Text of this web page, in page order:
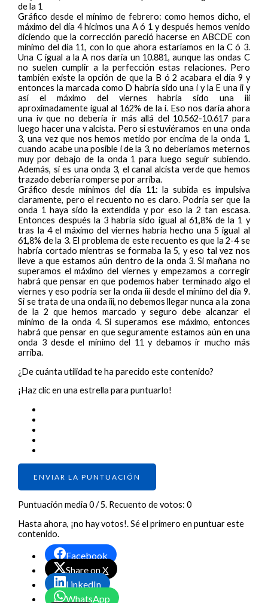
de la 1
Gráfico desde el mínimo de febrero: como hemos dicho, el
máximo del día 4 hicimos una A ó 1 y después hemos venido
diciendo que la corrección pareció hacerse en ABCDE con
mínimo del día 11, con lo que ahora estaríamos en la C ó 3.
Una C igual a la A nos daría un 10.881, aunque las ondas C
no suelen cumplir a la perfección estas relaciones. Pero
también existe la opción de que la B ó 2 acabara el día 9 y
entonces la marcada como D habría sido una i y la E una ii y
así el máximo del viernes habría sido una iii
aproximadamente igual al 162% de la i. Eso nos daría ahora
una iv que no debería ir más allá del 10.562-10.617 para
luego hacer una v alcista. Pero si estuviéramos en una onda
3, una vez que nos hemos metido por encima de la onda 1,
cuando acabe una posible i de la 3, no deberíamos meternos
muy por debajo de la onda 1 para luego seguir subiendo.
Además, si es una onda 3, el canal alcista verde que hemos
trazado debería romperse por arriba.
Gráfico desde mínimos del día 11: la subida es impulsiva
claramente, pero el recuento no es claro. Podría ser que la
onda 1 haya sido la extendida y por eso la 2 tan escasa.
Entonces después la 3 habría sido igual al 61,8% de la 1 y
tras la 4 el máximo del viernes habría hecho una 5 igual al
61,8% de la 3. El problema de este recuento es que la 2-4 se
habría cortado mientras se formaba la 5, y eso tal vez nos
lleve a que estamos aún dentro de la onda 3. Si mañana no
superamos el máximo del viernes y empezamos a corregir
habrá que pensar en que podemos haber terminado algo el
viernes y eso podría ser la onda iii desde el mínimo del día 9.
Si se trata de una onda iii, no debemos llegar nunca a la zona
de la 2 que hemos marcado y seguro debe alcanzar el
mínimo de la onda 4. Si superamos ese máximo, entonces
habrá que pensar en que seguramente estamos aún en una
onda 3 desde el mínimo del 11 y debamos ir mucho más
arriba.
¿De cuánta utilidad te ha parecido este contenido?
¡Haz clic en una estrella para puntuarlo!
ENVIAR LA PUNTUACIÓN
Puntuación media0/ 5. Recuento de votos:0
Hasta ahora, ¡no hay votos!. Sé el primero en puntuar este
contenido.
Facebook
Share on X
LinkedIn
WhatsApp